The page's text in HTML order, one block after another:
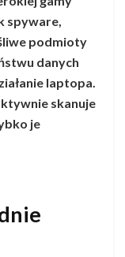
spyware,
podmioty
danych
laptopa.
skanuje
je